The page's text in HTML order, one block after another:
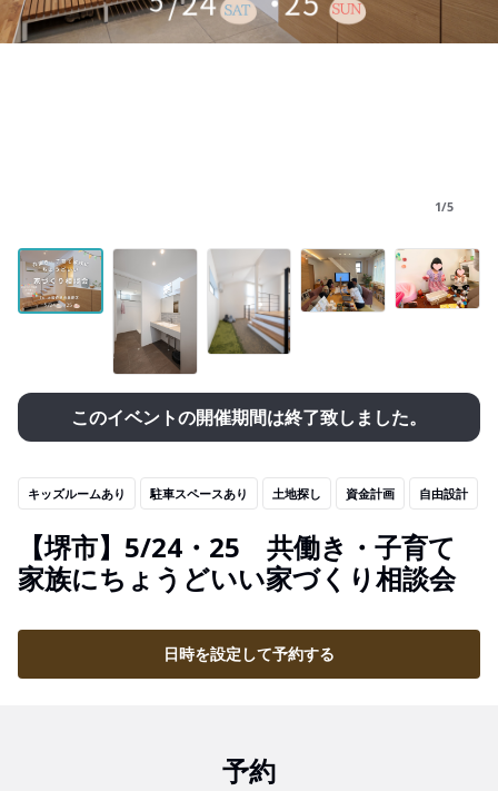
1/5
このイベントの開催期間は終了致しました。
キッズルームあり 駐車スペースあり 土地探し 資金計画 自由設計
【堺市】5/24・25 共働き・子育て
家族にちょうどいい家づくり相談会
日時を設定して予約する
予約